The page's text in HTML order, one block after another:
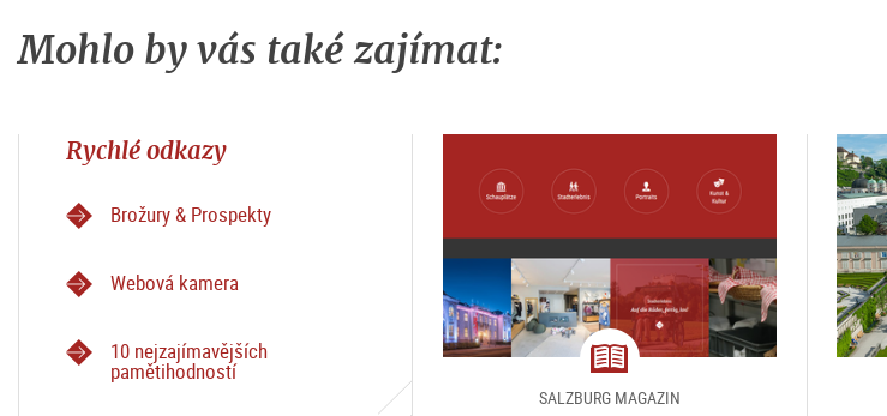
Mohlo by vás také zajímat:
Rychlé odkazy
Brožury & Prospekty
Webová kamera
10 nejzajímavějších
pamětihodností
magazine
SALZBURG MAGAZIN